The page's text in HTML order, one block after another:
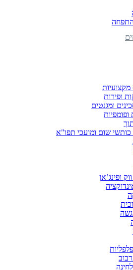
מקצועיות
ופירות
ומגנטים
ופומפיות
כותשי שום ומועכי תפו"א
ופינג’אן